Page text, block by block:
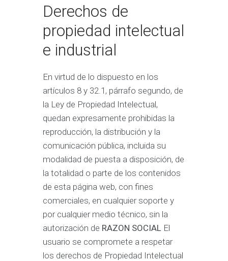
Derechos de
propiedad intelectual
e industrial
En virtud de lo dispuesto en los
artículos 8 y 32.1, párrafo segundo, de
la Ley de Propiedad Intelectual,
quedan expresamente prohibidas la
reproducción, la distribución y la
comunicación pública, incluida su
modalidad de puesta a disposición, de
la totalidad o parte de los contenidos
de esta página web, con fines
comerciales, en cualquier soporte y
por cualquier medio técnico, sin la
autorización de RAZON SOCIAL El
usuario se compromete a respetar
los derechos de Propiedad Intelectual